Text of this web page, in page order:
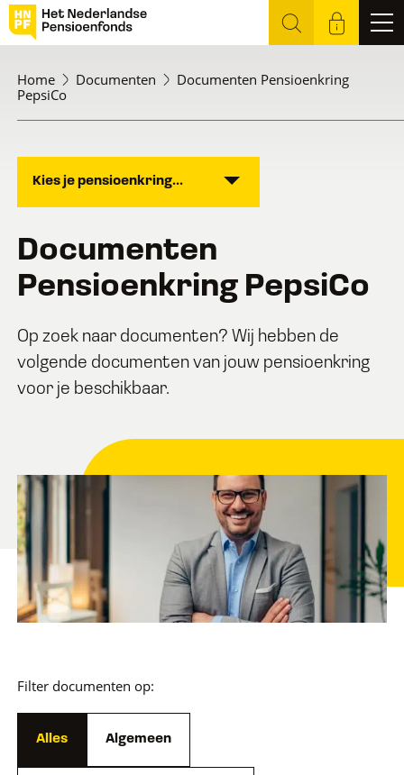
Home Documenten
Documenten Pensioenkring
PepsiCo
Kies je pensioenkring...
Documenten
Pensioenkring PepsiCo
Op zoek naar documenten? Wij hebben de
volgende documenten van jouw pensioenkring
voor je beschikbaar.
Filter documenten op:
Alles Algemeen